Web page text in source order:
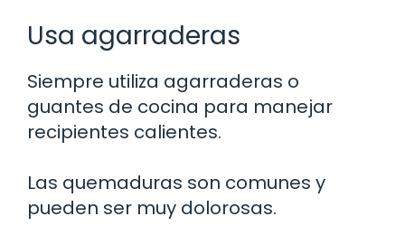
Usa agarraderas
Siempre utiliza agarraderas o
guantes de cocina para manejar
recipientes calientes.
Las quemaduras son comunes y
pueden ser muy dolorosas.